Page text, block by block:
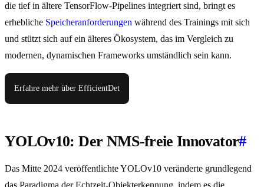
die tief in ältere TensorFlow-Pipelines integriert sind, bringt es
erhebliche Speicheranforderungen während des Trainings mit sich
und stützt sich auf ein älteres Ökosystem, das im Vergleich zu
modernen, dynamischen Frameworks umständlich sein kann.
Erfahre mehr über EfficientDet
YOLOv10: Der NMS-freie Innovator#
Das Mitte 2024 veröffentlichte YOLOv10 veränderte grundlegend
das Paradigma der Echtzeit-Objekterkennung, indem es die